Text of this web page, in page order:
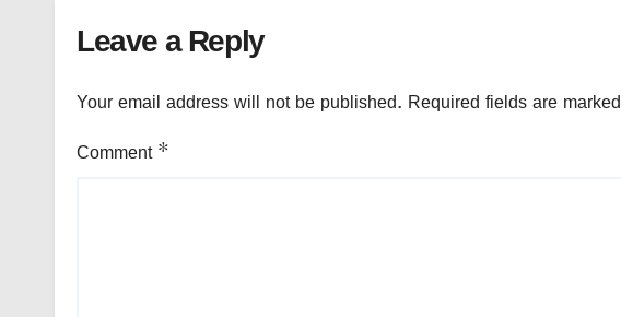
Leave a Reply
Your email address will not be published. Required fields are marked
Comment *